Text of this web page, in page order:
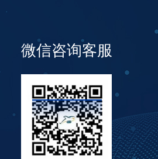
微信咨询客服